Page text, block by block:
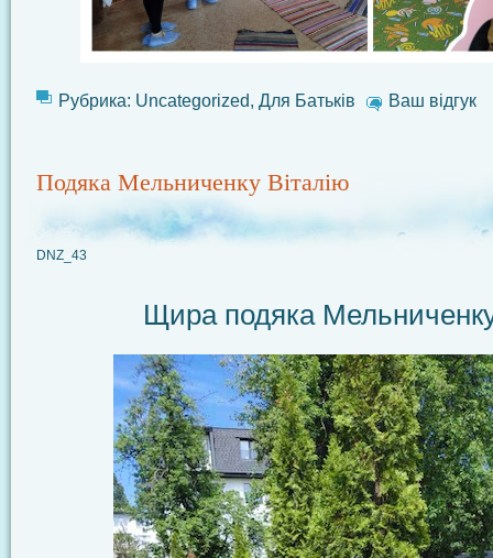
Рубрика: Uncategorized, Для Батьків Ваш відгук
Подяка Мельниченку Віталію
DNZ_43
Щира подяка